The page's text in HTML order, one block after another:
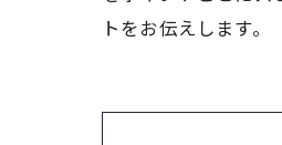
トをお伝えします。